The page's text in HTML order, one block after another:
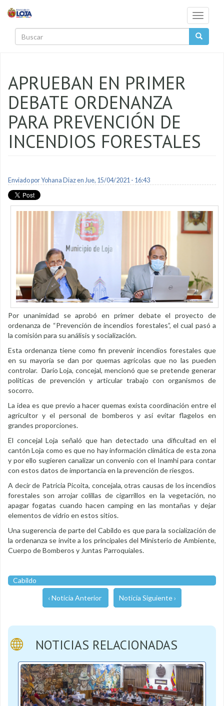
Toggle
APRUEBAN EN PRIMER
DEBATE ORDENANZA
PARA PREVENCIÓN DE
INCENDIOS FORESTALES
Enviado porYohana Diazen Jue, 15/04/2021 - 16:43
Por unanimidad se aprobó en primer debate el proyecto de
ordenanza de “Prevención de incendios forestales”, el cual pasó a
la comisión para su análisis y socialización.
Esta ordenanza tiene como fin prevenir incendios forestales que
en su mayoría se dan por quemas agrícolas que no las pueden
controlar. Darío Loja, concejal, mencionó que se pretende generar
políticas de prevención y articular trabajo con organismos de
socorro.
La idea es que previo a hacer quemas exista coordinación entre el
agricultor y el personal de bomberos y así evitar flagelos en
grandes proporciones.
El concejal Loja señaló que han detectado una dificultad en el
cantón Loja como es que no hay información climática de esta zona
y por ello sugieren canalizar un convenio con el Inamhi para contar
con estos datos de importancia en la prevención de riesgos.
A decir de Patricia Picoita, concejala, otras causas de los incendios
forestales son arrojar colillas de cigarrillos en la vegetación, no
apagar fogatas cuando hacen camping en las montañas y dejar
elementos de vidrio en estos sitios.
Una sugerencia de parte del Cabildo es que para la socialización de
la ordenanza se invite a los principales del Ministerio de Ambiente,
Cuerpo de Bomberos y Juntas Parroquiales.
Cabildo
‹ Noticia Anterior Noticia Siguiente ›
NOTICIAS RELACIONADAS